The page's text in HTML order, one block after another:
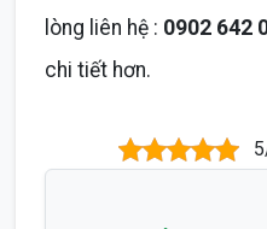
lòng liên hệ : 0902 642
chi tiết hơn.